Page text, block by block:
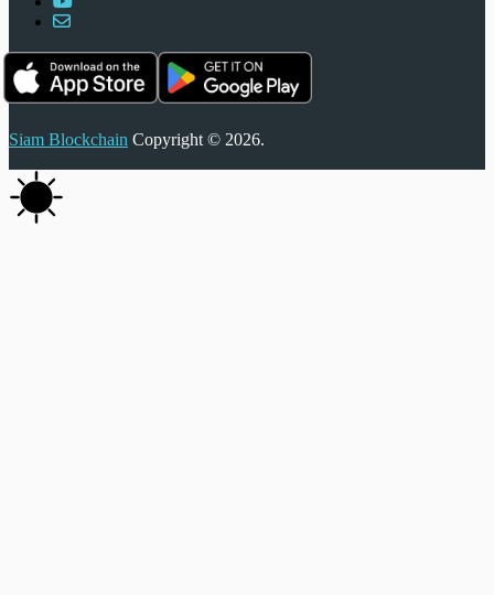
Siam Blockchain Copyright © 2026.